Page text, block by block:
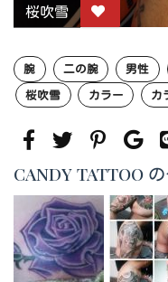
桜吹雪
腕 二の腕 男性
桜吹雪
カラー カ
CANDY TATTOO